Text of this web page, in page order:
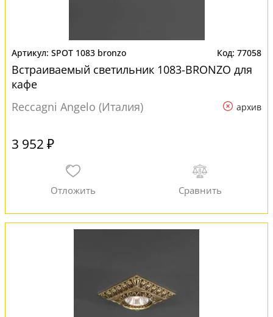
SPOT 1083 bronzo 77058
Встраиваемый светильник 1083-BRONZO для
кафе
Reccagni Angelo (Италия)
архив
3 952 ₽